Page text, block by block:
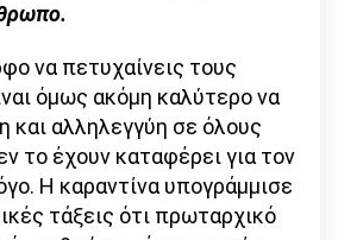
να πετυχαίνεις τους
όμως ακόμη καλύτερο να
και αλληλεγγύη σε όλους
το έχουν καταφέρει για τον
Η καραντίνα υπογράμμισε
τάξεις ότι πρωταρχικό